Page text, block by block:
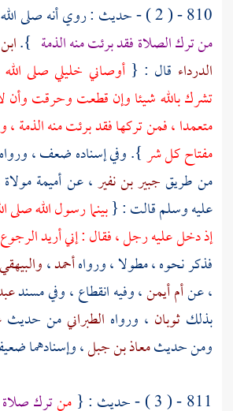
810 - ( 2 ) - حديث : روي أنه صلى الله عليه وسلم قال : {
من ترك الصلاة فقد برئت منه الذمة }.
الدرداء قال : {أوصاني خليلي صلى
تشرك بالله شيئا وإن قطعت وحرقت وأن
متعمدا ، فمن تركها فقد برئت منه الذمة ،
مفتاح كل شر}. وفي إسناده ضعف ، ورواه
من طريقجبير بن نفير، عنأميمة
عليه وسلم قالت : {بينما رسول الله صلى
إذ دخل عليه رجل ، فقال : إني أريد
فذكر نحوه ، مطولا ، ورواهأحمد،
، عنأم أيمن، وفيه انقطاع ، وفي مسند
بذلكثوبان ، ورواه الطبرانيمن حديث
ومن حديثمعاذ بن جبل، وإسنادهما
811 - ( 3 ) - حديث : {
منترك